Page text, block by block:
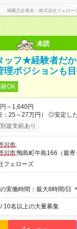
掲載元企業名 株式会社フェロー
未読
ッフ★経験者だ
理ポジションも
OK
～1,640円
） ◎安定した給与で安心！ 長期・フル
務いただける方にお越しい
が削られることはないので
人もいると思います。この
談ください！ ※2ヶ月の試用期間がありま
与・待遇に変更はありません。 【試
試用期間の長さ：2ヶ月
途支給あり
川市
川市鴨島町牛島166（最寄
フェローズ
実働時間：最大8時間/日
19:00 (2) 11:00～20:00
働8時間・休憩1時間です。
あれば相談に応じますの
10名以上の大量募集